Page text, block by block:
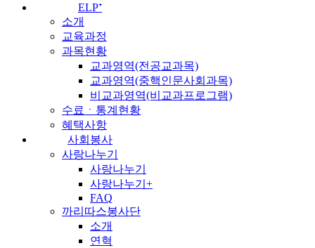
ELP⁺
소개
교육과정
과목현황
교과영역(전공교과목)
교과영역(중핵인문사회과목)
비교과영역(비교과프로그램)
수료ㆍ통계현황
혜택사항
사회봉사
사랑나누기
사랑나누기
사랑나누기+
FAQ
까리따스봉사단
소개
연혁